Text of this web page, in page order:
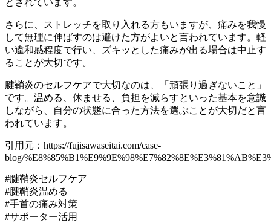
とされています。
さらに、ストレッチを取り入れる方もいますが、痛みを我慢
して無理に伸ばすのは避けた方がよいと言われています。軽
い違和感程度で行い、ズキッとした痛みが出る場合は中止す
ることが大切です。
腱鞘炎のセルフケアで大切なのは、「頑張り過ぎないこと」
です。温める、休ませる、負担を減らすといった基本を意識
しながら、自分の状態に合った方法を選ぶことが大切だと言
われています。
引用元：https://fujisawaseitai.com/case-
blog/
#腱鞘炎セルフケア
#腱鞘炎温める
#手首の痛み対策
#サポーター活用